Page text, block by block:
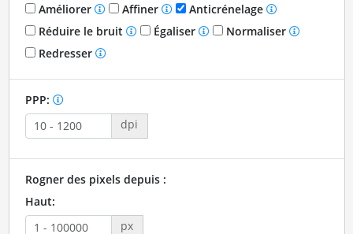
Améliorer Affiner
Anticrénelage
Réduire le bruit
Égaliser
Normaliser
Redresser
PPP:
dpi
Rogner des pixels depuis :
Haut:
px